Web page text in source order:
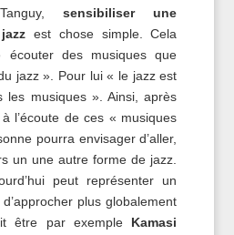
sensibiliser une
est chose simple. Cela
des musiques que
jazz ». Pour lui « le jazz est
les musiques ». Ainsi, après
l’écoute de ces « musiques
pourra envisager d’aller,
un une autre forme de jazz.
peut représenter un
plus globalement
être par exemple Kamasi